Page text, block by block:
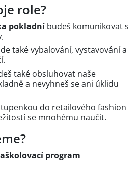
role?
pokladníbudeš komunikovat s
také vybalování, vystavování a
také obsluhovat naše
a nevyhneš se ani úklidu
do retailového fashion
se mnohému naučit.
program